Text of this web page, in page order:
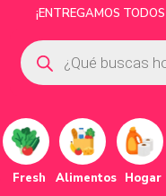
¡ENTREGAMOS
Fresh Alimentos Hogar